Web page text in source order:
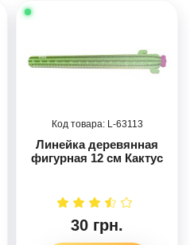
63113
Линейка деревянная
фигурная 12 см Кактус
30 грн.